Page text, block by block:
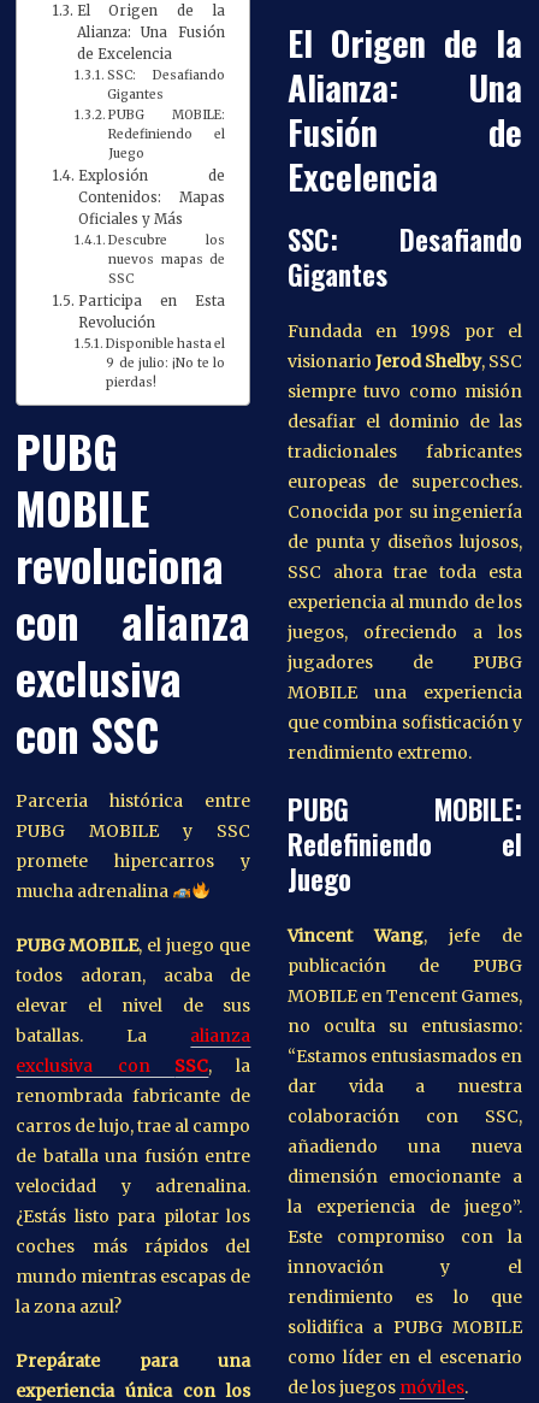
El Origen de la
Alianza: Una Fusión
de Excelencia
SSC: Desafiando
Gigantes
PUBG MOBILE:
Redefiniendo el
Juego
Explosión de
Contenidos: Mapas
Oficiales y Más
Descubre los
nuevos mapas de
SSC
Participa en Esta
Revolución
Disponible hasta el
9 de julio: ¡No te lo
pierdas!
PUBG
MOBILE
revoluciona
con alianza
exclusiva
con SSC
Parceria histórica entre
PUBG MOBILE y SSC
promete hipercarros y
mucha adrenalina
PUBG MOBILE, el juego que
todos adoran, acaba de
elevar el nivel de sus
batallas. La alianza
exclusiva con SSC, la
renombrada fabricante de
carros de lujo, trae al campo
de batalla una fusión entre
velocidad y adrenalina.
¿Estás listo para pilotar los
coches más rápidos del
mundo mientras escapas de
la zona azul?
Prepárate para una
experiencia única con los
El Origen de la
Alianza: Una
Fusión de
Excelencia
SSC: Desafiando
Gigantes
Fundada en 1998 por el
visionario Jerod Shelby, SSC
siempre tuvo como misión
desafiar el dominio de las
tradicionales fabricantes
europeas de supercoches.
Conocida por su ingeniería
de punta y diseños lujosos,
SSC ahora trae toda esta
experiencia al mundo de los
juegos, ofreciendo a los
jugadores de PUBG
MOBILE una experiencia
que combina sofisticación y
rendimiento extremo.
PUBG MOBILE:
Redefiniendo el
Juego
Vincent Wang, jefe de
publicación de PUBG
MOBILE en Tencent Games,
no oculta su entusiasmo:
“Estamos entusiasmados en
dar vida a nuestra
colaboración con SSC,
añadiendo una nueva
dimensión emocionante a
la experiencia de juego”.
Este compromiso con la
innovación y el
rendimiento es lo que
solidifica a PUBG MOBILE
como líder en el escenario
de los juegos móviles.